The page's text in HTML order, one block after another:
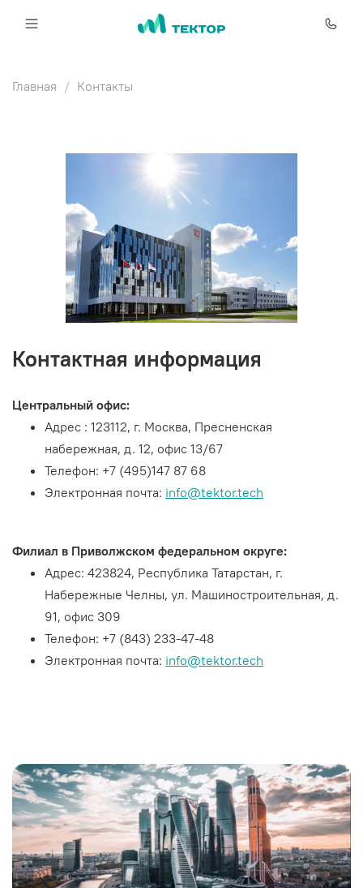
Главная Контакты
Контактная информация
Центральный офис:
Адрес : 123112, г. Москва, Пресненская
набережная, д. 12, офис 13/67
Телефон: +7 (495)147 87 68
Электронная почта: info@tektor.tech
Филиал в Приволжском федеральном округе:
Адрес: 423824, Республика Татарстан, г.
Набережные Челны, ул. Машиностроительная, д.
91, офис 309
Телефон: +7 (843) 233-47-48
Электронная почта: info@tektor.tech